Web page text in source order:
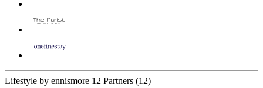
Lifestyle by ennismore 12 Partners (12)